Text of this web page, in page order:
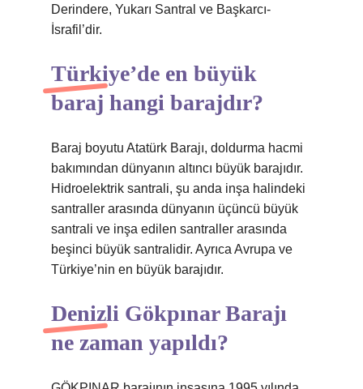
Derindere, Yukarı Santral ve Başkarcı-
İsrafil’dir.
Türkiye’de en büyük
baraj hangi barajdır?
Baraj boyutu Atatürk Barajı, doldurma hacmi
bakımından dünyanın altıncı büyük barajıdır.
Hidroelektrik santrali, şu anda inşa halindeki
santraller arasında dünyanın üçüncü büyük
santrali ve inşa edilen santraller arasında
beşinci büyük santralidir. Ayrıca Avrupa ve
Türkiye’nin en büyük barajıdır.
Denizli Gökpınar Barajı
ne zaman yapıldı?